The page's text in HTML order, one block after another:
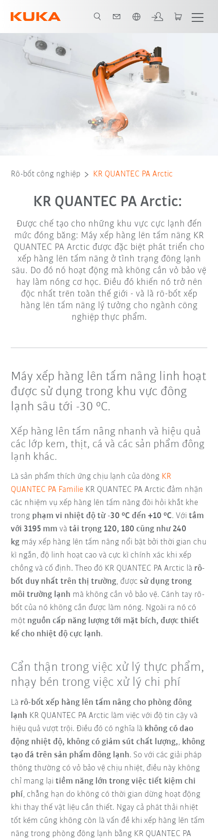
Dữ liệu kỹ thuật
Rô-bốt công nghiệp KR QUANTEC PA Arctic
KR QUANTEC PA Arctic:
Được chế tạo cho những khu vực cực lạnh đến
mức đóng băng: Máy xếp hàng lên tấm nâng KR
QUANTEC PA Arctic được đặc biệt phát triển cho
xếp hàng lên tấm nâng ở tình trạng đông lạnh
sâu. Do đó nó hoạt động mà không cần vỏ bảo vệ
hay làm nóng cơ học. Điều đó khiến nó trở nên
độc nhất trên toàn thế giới - và là rô-bốt xếp
hàng lên tấm nâng lý tưởng cho ngành công
nghiệp thực phẩm.
Máy xếp hàng lên tấm nâng linh hoạt
được sử dụng trong khu vực đông
lạnh sâu tới -30 °C.
Xếp hàng lên tấm nâng nhanh và hiệu quả
các lớp kem, thịt, cá và các sản phẩm đông
lạnh khác.
Là sản phẩm thích ứng chịu lạnh của dòng KR
QUANTEC PA Familie KR QUANTEC PA Arctic đảm nhận
các nhiệm vụ xếp hàng lên tấm nâng đòi hỏi khắt khe
trong phạm vi nhiệt độ từ -30 °C đến +10 °C. Vớitầm
với 3195 mmvà tải trọng 120, 180 cũng như 240
kg máy xếp hàng lên tấm nâng nổi bật bởi thời gian chu
kì ngắn, độ linh hoạt cao và cực kì chính xác khi xếp
chồng và cố định. Theo đó KR QUANTEC PA Arctic là rô-
bốt duy nhất trên thị trường, đượcsử dụng trong
môi trường lạnh mà không cần vỏ bảo vệ. Cánh tay rô-
bốt của nó không cần được làm nóng. Ngoài ra nó có
một nguồn cấp năng lượng tới mặt bích, được thiết
kế cho nhiệt độ cực lạnh.
Cẩn thận trong việc xử lý thực phẩm,
nhạy bén trong việc xử lý chi phí
Là rô-bốt xếp hàng lên tấm nâng cho phòng đông
lạnh KR QUANTEC PA Arctic làm việc với độ tin cậy và
hiệu quả vượt trội. Điều đó có nghĩa là không có dao
động nhiệt độ, không có giảm sút chất lượng,, không
tạo đá trên sản phẩm đông lạnh. So với các giải pháp
thông thường có vỏ bảo vệ chịu nhiệt, điều này không
chỉ mang lạitiềm năng lớn trong việc tiết kiệm chi
phí, chẳng hạn do không có thời gian dừng hoạt động
khi thay thế vật liệu cần thiết. Ngay cả phát thải nhiệt
tốt kém cũng không còn là vấn đề khi xếp hàng lên tấm
nâng trong phòng đông lạnh bằng KR QUANTEC PA